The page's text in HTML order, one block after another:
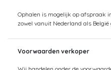
Ophalen is mogelijk op afspraak
zowel vanuit Nederland als België
Voorwaarden verkoper